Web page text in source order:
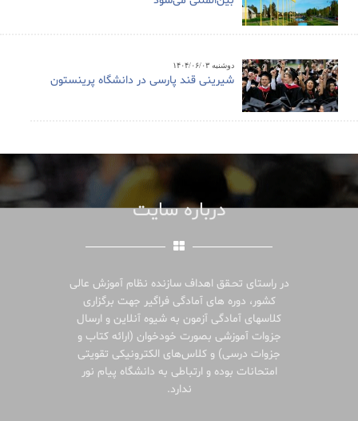
دوشنبه ۱۴۰۴/۰۶/۰۳
شیرینی قند پارسی در دانشگاه پرینستون
درباره سایت
در راستای تحـقق اهداف سازنده نظام آموزش عالی
کشور، دوره های آمادگی فراگیر جهت برگزاری
کلاسهای آمادگی آزمون به شیوه آنلاین و ارسال
جزوات آموزشی بصورت خودخوان (ارائه کتاب و
جزوات درسی) و کلاس‌های الکترونیکی تقویتی
امتحانات بوده و ارتباطی به دانشگاه پیام نور
ندارد.